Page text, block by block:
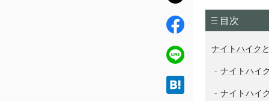
目次
ナイトハイク
ナイトハイ
ナイトハイ
ter
fac
ebo
ok
line
hat
ena